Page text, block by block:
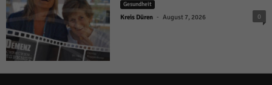
Gesundheit
Kreis Düren - August 7, 2026 0